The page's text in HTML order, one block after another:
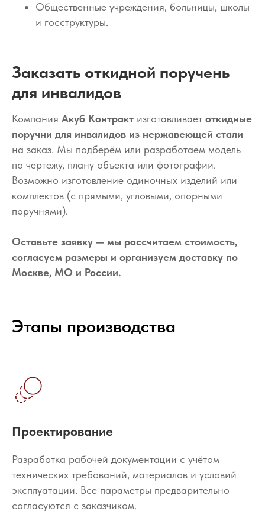
Общественные учреждения, больницы, школы
и госструктуры.
Заказать откидной поручень
для инвалидов
Компания Акуб Контракт изготавливает откидные
поручни для инвалидов из нержавеющей стали
на заказ. Мы подберём или разработаем модель
по чертежу, плану объекта или фотографии.
Возможно изготовление одиночных изделий или
комплектов (с прямыми, угловыми, опорными
поручнями).
Оставьте заявку — мы рассчитаем стоимость,
согласуем размеры и организуем доставку по
Москве, МО и России.
Этапы производства
Проектирование
Разработка рабочей документации с учётом
технических требований, материалов и условий
эксплуатации. Все параметры предварительно
согласуются с заказчиком.